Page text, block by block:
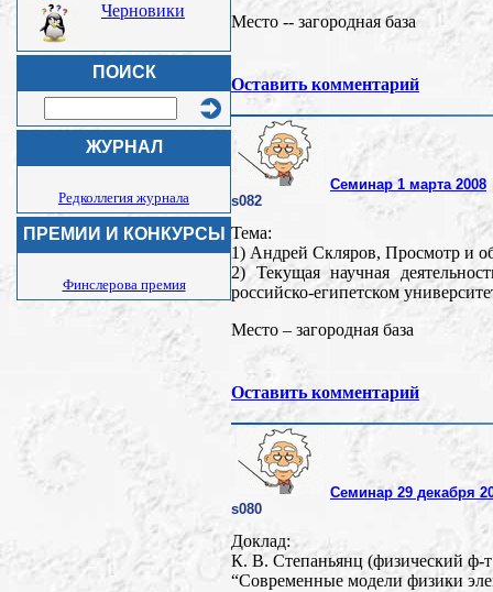
Черновики
ПОИСК
ЖУРНАЛ
Редколлегия журнала
ПРЕМИИ И КОНКУРСЫ
Финслерова премия
Место -- загородная база
Оставить комментарий
Семинар 1 марта 2008
s082
Тема:
1) Андрей Скляров, Просмотр и
2) Текущая научная
российско-египетском
Место – загородная база
Оставить комментарий
Семинар 29 декабря
s080
Доклад:
К. В. Степаньянц (физический
“Современные модели физики